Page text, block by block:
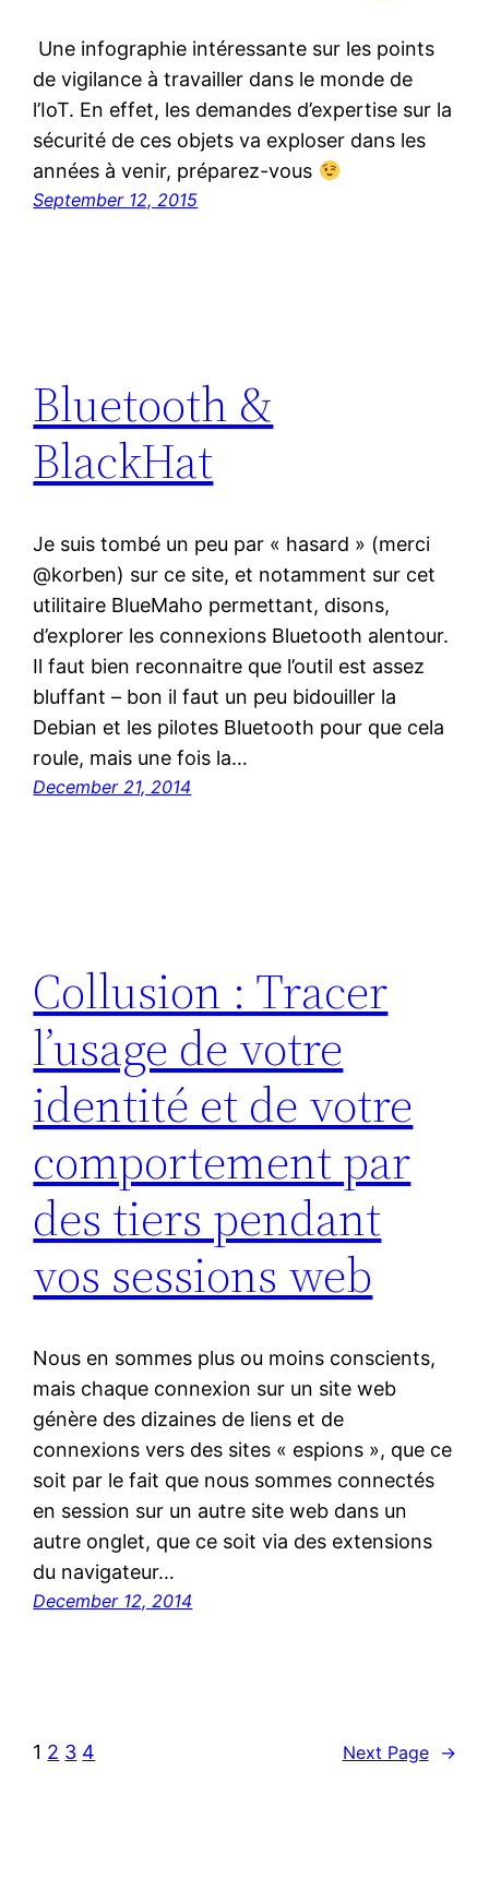
Une infographie intéressante sur les points
de vigilance à travailler dans le monde de
l’IoT. En effet, les demandes d’expertise sur la
sécurité de ces objets va exploser dans les
années à venir, préparez-vous
September 12, 2015
Bluetooth &
BlackHat
Je suis tombé un peu par « hasard » (merci
@korben) sur ce site, et notamment sur cet
utilitaire BlueMaho permettant, disons,
d’explorer les connexions Bluetooth alentour.
Il faut bien reconnaitre que l’outil est assez
bluffant – bon il faut un peu bidouiller la
Debian et les pilotes Bluetooth pour que cela
roule, mais une fois la…
December 21, 2014
Collusion : Tracer
l’usage de votre
identité et de votre
comportement par
des tiers pendant
vos sessions web
Nous en sommes plus ou moins conscients,
mais chaque connexion sur un site web
génère des dizaines de liens et de
connexions vers des sites « espions », que ce
soit par le fait que nous sommes connectés
en session sur un autre site web dans un
autre onglet, que ce soit via des extensions
du navigateur…
December 12, 2014
1 2 3 4 Next Page →